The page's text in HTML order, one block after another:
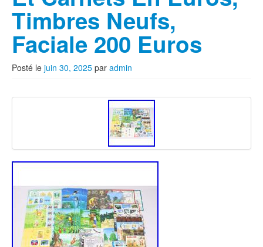
Timbres Neufs,
Faciale 200 Euros
Posté le juin 30, 2025 par admin